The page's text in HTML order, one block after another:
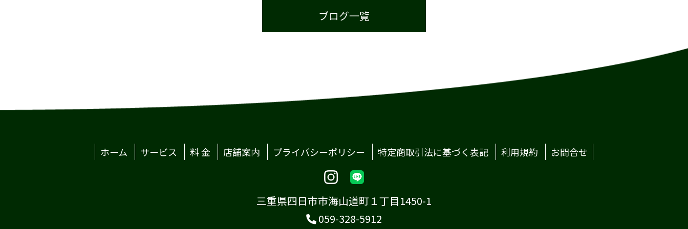
ブログ一覧
ホーム サービス 料 金 店舗案内 プライバシーポリシー 特定商取引法に基づく表記 利用規約 お問合せ
三重県四日市市海山道町１丁目1450-1
059-328-5912